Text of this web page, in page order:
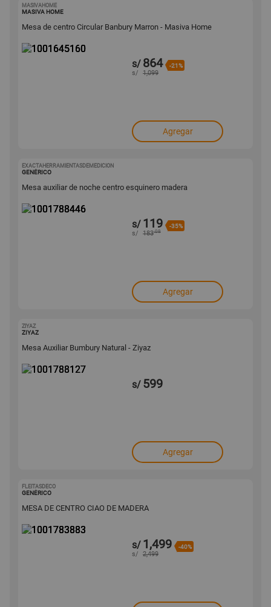
MASIVAHOME
MASIVA HOME
Mesa de centro Circular Banbury Marron - Masiva Home
s/ 864 -21%
s/ 1,099
Agregar
EXACTAHERRAMIENTASDEMEDICION
GENÉRICO
Mesa auxiliar de noche centro esquinero madera
s/ 119 -35%
s/ 183.08
Agregar
ZIYAZ
ZIYAZ
Mesa Auxiliar Bumbury Natural - Ziyaz
s/ 599
Agregar
FLEITASDECO
GENÉRICO
MESA DE CENTRO CIAO DE MADERA
s/ 1,499 -40%
s/ 2,499